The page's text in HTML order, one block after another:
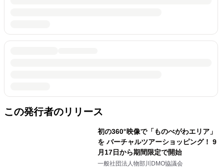
この発行者のリリース
初の360°映像で「ものべがわエリア」
を バーチャルツアーショッピング！ 9
月17日から期間限定で開始
一般社団法人物部川DMO協議会